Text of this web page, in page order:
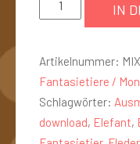
IN
Artikelnummer:
Fantasietiere /
Schlagwörter:
download, Elefant,